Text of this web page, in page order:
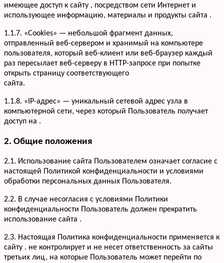
имеющее доступ к сайту , посредством сети Интернет и
использующее информацию, материалы и продукты сайта .
1.1.7. «Cookies» — небольшой фрагмент данных,
отправленный веб-сервером и хранимый на компьютере
пользователя, который веб-клиент или веб-браузер каждый
раз пересылает веб-серверу в HTTP-запросе при попытке
открыть страницу соответствующего
сайта.
1.1.8. «IP-адрес» — уникальный сетевой адрес узла в
компьютерной сети, через который Пользователь получает
доступ на .
2. Общие положения
2.1. Использование сайта Пользователем означает согласие с
настоящей Политикой конфиденциальности и условиями
обработки персональных данных Пользователя.
2.2. В случае несогласия с условиями Политики
конфиденциальности Пользователь должен прекратить
использование сайта .
2.3. Настоящая Политика конфиденциальности применяется к
сайту . не контролирует и не несет ответственность за сайты
третьих лиц, на которые Пользователь может перейти по